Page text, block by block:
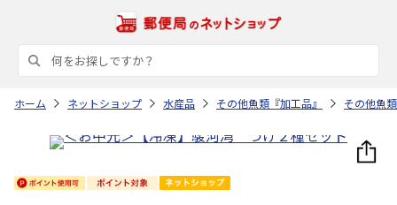
ホーム ネットショップ 水産品 その他魚類『加工品』 その他魚類